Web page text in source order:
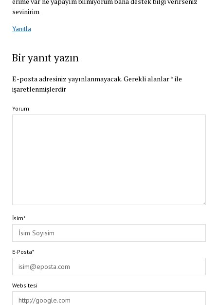
sevinirim
Yanıtla
Bir yanıt yazın
E-posta adresiniz yayınlanmayacak.Gerekli alanlar*ile
işaretlenmişlerdir
Yorum
İsim*
E-Posta*
Websitesi